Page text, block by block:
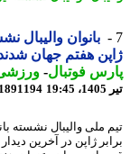
بانوان والیبال
هفتم جهان شدند
فوتبال-ورزشی-
81891194
ملی والیبال نشسته
ژاپن در آخرین دیدار